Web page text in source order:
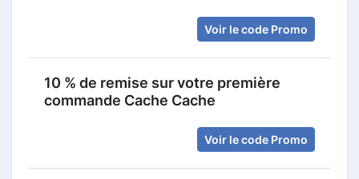
Voir le code Promo
10 % de remise sur votre première
commande Cache Cache
Voir le code Promo